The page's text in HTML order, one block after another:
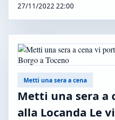
27/11/2022 22:00
Metti una sera a cena
Metti una sera a
alla Locanda Le